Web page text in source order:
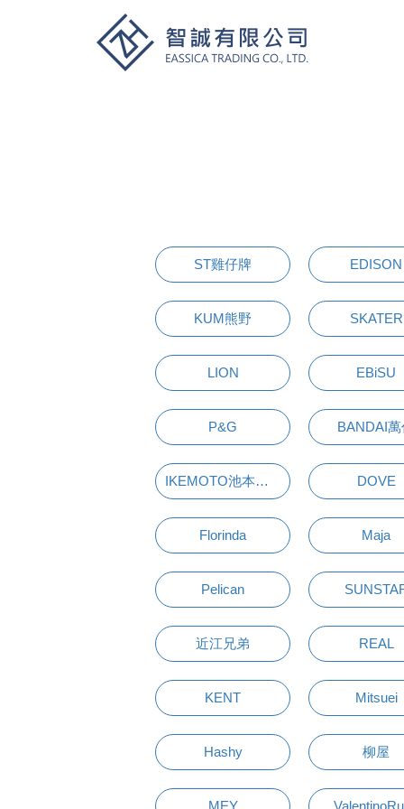
ST雞仔牌 EDISON
KUM熊野 SKATER
LION EBiSU
P&G BANDAI萬
IKEMOTO池本刷子 DOVE
Florinda Maja
Pelican
近江兄弟 REAL
KENT Mitsuei
Hashy 柳屋
MEY